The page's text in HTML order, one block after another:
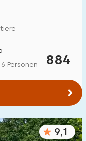
884
Personen
9,1